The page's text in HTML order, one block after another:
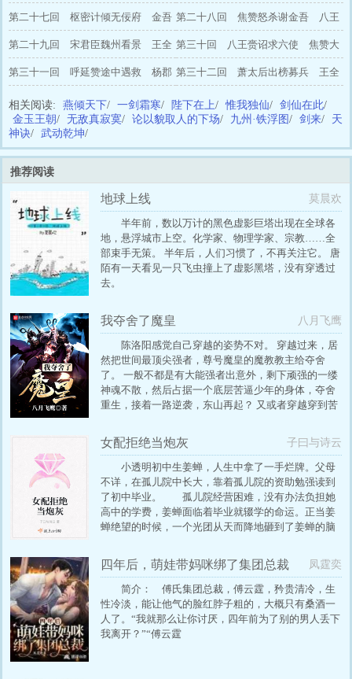
寨五郎观象 德大破番兵
第二十七回 枢密计倾无佞府 金吾
拆毁天波楼
第二十八回 焦赞怒杀谢金吾 八王
智救杨郡马
第二十九回 宋君臣魏州看景 王全
节铜台交兵
第三十回 八王赍诏求六使 焦赞大
闹陈家庄
第三十一回 呼延赞途中遇救 杨郡
马大破辽兵
第三十二回 萧太后出榜募兵 王全
节兵征大辽
相关阅读: 燕倾天下/ 一剑霜寒/ 陛下在上/ 惟我独仙/ 剑仙在此/
金玉王朝/ 无敌真寂寞/ 论以貌取人的下场/ 九州·铁浮图 / 剑来/
天
神诀/ 武动乾坤/
推荐阅读
地球上线 莫晨欢
半年前，数以万计的黑色虚影巨塔出现在全球各
地，悬浮城市上空。化学家、物理学家、宗教……全
部束手无策。 半年后，人们习惯了，不再关注它。 唐
陌有一天看见一只飞虫撞上了虚影黑塔，没有穿透过
去。
我夺舍了魔皇 八月飞鹰
陈洛阳感觉自己穿越的姿势不对。 穿越过来，居
然把世间最顶尖强者，尊号魔皇的魔教教主给夺舍
了。 一般不都是有大能强者出意外，剩下顽强的一缕
神魂不散，然后占据一个底层苦逼少年的身体，夺舍
重生，接着一路逆袭，东山再起？ 又或者穿越穿到苦
奏不对啊。 现在周围全是大佬，我感觉我快暴露了。
怎么办？ 在线等。 急！…
女配拒绝当炮灰 子曰与诗云
小透明初中生姜蝉，人生中拿了一手烂牌。父母
不详，在孤儿院中长大，靠着孤儿院的资助勉强读到
了初中毕业。 孤儿院经营困难，没有办法负担她
高中的学费，姜蝉面临着毕业就辍学的命运。正当姜
蝉绝望的时候，一个光团从天而降地砸到了姜蝉的脑
成任务，姜蝉就能够学到相应的技能，以此来改变自
身，从此姜蝉走上了征服星辰大海的征途……
四年后，萌娃带妈咪绑了集团总裁 凤霆奕
简介： 傅氏集团总裁，傅云霆，矜贵清冷，生
性冷淡，能让他气的脸红脖子粗的，大概只有桑酒一
人了。“我就那么让你讨厌，四年前为了别的男人丢下
我离开？”“傅云霆